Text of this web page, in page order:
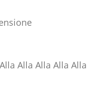
Alla Alla Alla Alla